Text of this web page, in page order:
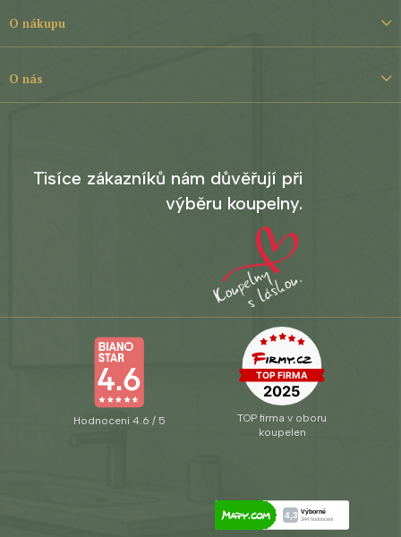
í
O nákupu
O nás
Tisíce zákazníků nám důvěřují při
výběru koupelny.
Hodnocení 4.6 / 5
TOP firma v oboru
koupelen